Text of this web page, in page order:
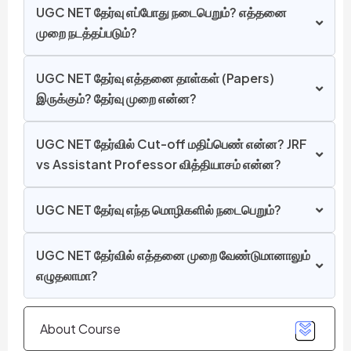
About Course
UGC NET தேர்வு எப்போது நடைபெறும்? எத்தனை
முறை நடத்தப்படும்?
UGC NET தேர்வு எத்தனை தாள்கள் (Papers)
இருக்கும்? தேர்வு முறை என்ன?
UGC NET தேர்வில் Cut-off மதிப்பெண் என்ன? JRF
vs Assistant Professor வித்தியாசம் என்ன?
UGC NET தேர்வு எந்த மொழிகளில் நடைபெறும்?
UGC NET தேர்வில் எத்தனை முறை வேண்டுமானாலும்
எழுதலாமா?